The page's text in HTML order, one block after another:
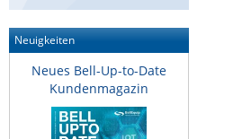
Tactical Software
TEKTELIC
Teltonika
Unwired Networks
Neuigkeiten
Neues Bell-Up-to-Date
Kundenmagazin